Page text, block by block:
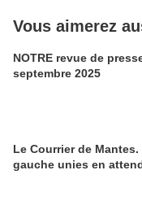
Vous aimerez
NOTRE revue de
septembre 2025
Le Courrier de
gauche unies en